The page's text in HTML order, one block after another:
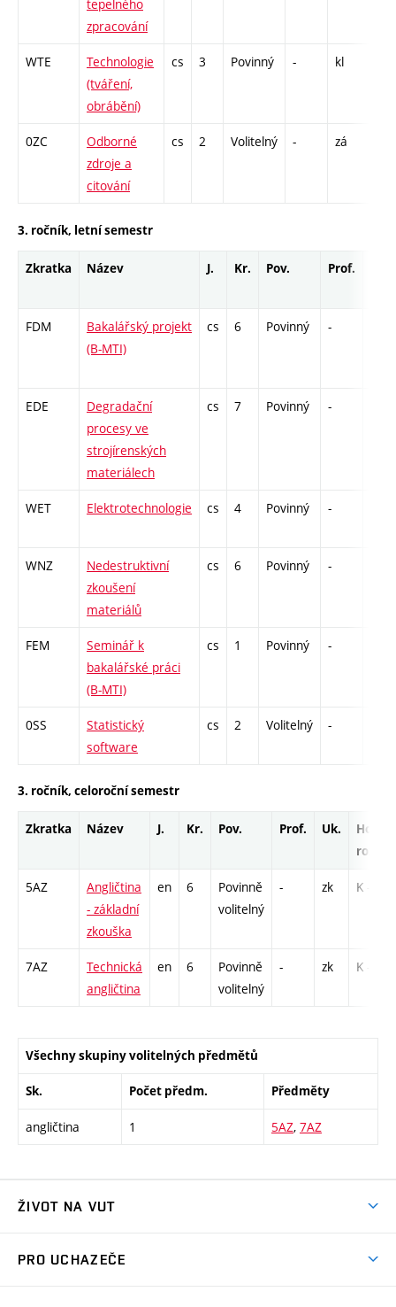
tepelného
zpracování
WTE
Technologie
(tváření,
obrábění)
cs 3 Povinný - kl
0ZC
Odborné
zdroje a
citování
cs 2 Volitelný - zá
3. ročník, letní semestr
Zkratka Název J. Kr. Pov. Prof.
FDM
Bakalářský projekt
(B-MTI)
cs 6 Povinný -
EDE
Degradační
procesy ve
strojírenských
materiálech
cs 7 Povinný -
WET Elektrotechnologie cs 4 Povinný -
WNZ
Nedestruktivní
zkoušení
materiálů
cs 6 Povinný -
FEM
Seminář k
bakalářské práci
(B-MTI)
cs 1 Povinný -
0SS
Statistický
software
cs 2 Volitelný -
3. ročník, celoroční semestr
Zkratka Název J. Kr. Pov. Prof. Uk.
Hod.
rozsah
5AZ
Angličtina
- základní
zkouška
en 6
Povinně
volitelný
- zk K - 1
7AZ
Technická
angličtina
en 6
Povinně
volitelný
- zk K - 1
Všechny skupiny volitelných předmětů
Sk. Počet předm. Předměty
angličtina 1 5AZ, 7AZ
ŽIVOT NA VUT
PRO UCHAZEČE